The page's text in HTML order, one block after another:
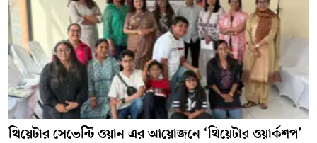
থিয়েটার সেভেন্টি ওয়ান এর আয়োজনে ‘থিয়েটার ওয়ার্কশপ’